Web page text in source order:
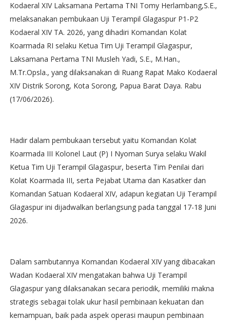
Kodaeral XIV Laksamana Pertama TNI Tomy Herlambang,S.E.,
melaksanakan pembukaan Uji Terampil Glagaspur P1-P2
Kodaeral XIV TA. 2026, yang dihadiri Komandan Kolat
Koarmada RI selaku Ketua Tim Uji Terampil Glagaspur,
Laksamana Pertama TNI Musleh Yadi, S.E., M.Han.,
M.Tr.Opsla., yang dilaksanakan di Ruang Rapat Mako Kodaeral
XIV Distrik Sorong, Kota Sorong, Papua Barat Daya. Rabu
(17/06/2026).
Hadir dalam pembukaan tersebut yaitu Komandan Kolat
Koarmada III Kolonel Laut (P) I Nyoman Surya selaku Wakil
Ketua Tim Uji Terampil Glagaspur, beserta Tim Penilai dari
Kolat Koarmada III, serta Pejabat Utama dan Kasatker dan
Komandan Satuan Kodaeral XIV, adapun kegiatan Uji Terampil
Glagaspur ini dijadwalkan berlangsung pada tanggal 17-18 Juni
2026.
Dalam sambutannya Komandan Kodaeral XIV yang dibacakan
Wadan Kodaeral XIV mengatakan bahwa Uji Terampil
Glagaspur yang dilaksanakan secara periodik, memiliki makna
strategis sebagai tolak ukur hasil pembinaan kekuatan dan
kemampuan, baik pada aspek operasi maupun pembinaan